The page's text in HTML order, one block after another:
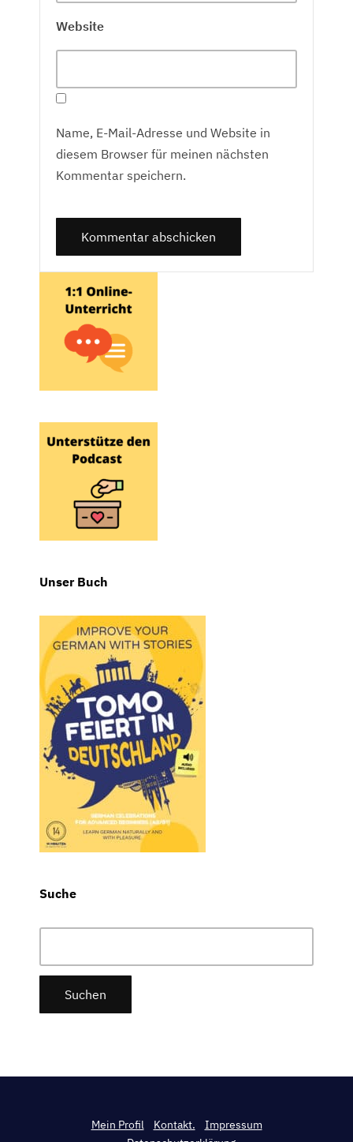
Website
Name, E-Mail-Adresse und Website in
diesem Browser für meinen nächsten
Kommentar speichern.
Unser Buch
Suche
Mein Profil Kontakt.
Impressum